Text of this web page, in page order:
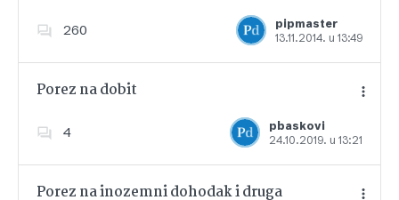
260
pipmaster
13.11.2014. u 13:49
Dodajte u favorite
Porez na dobit
4
pbaskovi
24.10.2019. u 13:21
Dodajte u favorite
Porez na inozemni dohodak i druga